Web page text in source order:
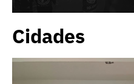
Cidades